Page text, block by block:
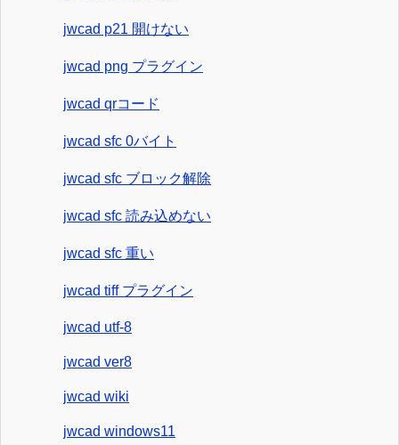
jwcad p21 開けない
jwcad png プラグイン
jwcad qrコード
jwcad sfc 0バイト
jwcad sfc ブロック解除
jwcad sfc 読み込めない
jwcad sfc 重い
jwcad tiff プラグイン
jwcad utf-8
jwcad ver8
jwcad wiki
jwcad windows11